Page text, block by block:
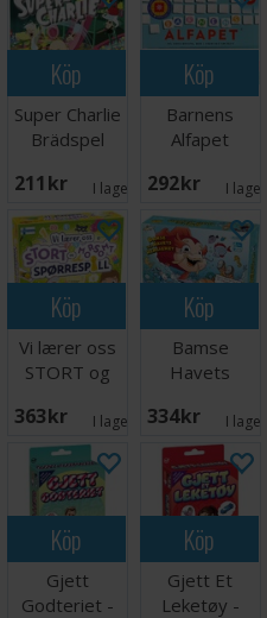
2
Köp
Super Charlie
Brädspel
211 SEK I lager: 5
Köp
Barnens
Alfapet
292 SEK I
3
Köp
Vi lærer oss
STORT og
NORSK
363 SEK I lager: 2
Köp
Bamse
Havets
Brädspel
334 SEK I
Köp
Gjett
Godteriet -
Köp
Gjett Et
Leketøy -